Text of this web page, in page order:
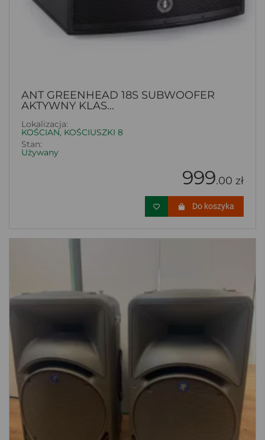
ANT GREENHEAD 18S SUBWOOFER
AKTYWNY KLAS...
Lokalizacja:
KOŚCIAN, KOŚCIUSZKI 8
Stan:
Używany
999.00 zł
Do koszyka